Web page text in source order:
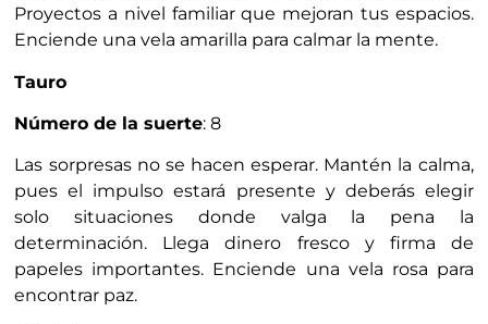
Proyectos a nivel familiar que mejoran tus espacios.
Enciende una vela amarilla para calmar la mente.
Tauro
Número de la suerte: 8
Las sorpresas no se hacen esperar. Mantén la calma,
pues el impulso estará presente y deberás elegir
solo situaciones donde valga la pena la
determinación. Llega dinero fresco y firma de
papeles importantes. Enciende una vela rosa para
encontrar paz.